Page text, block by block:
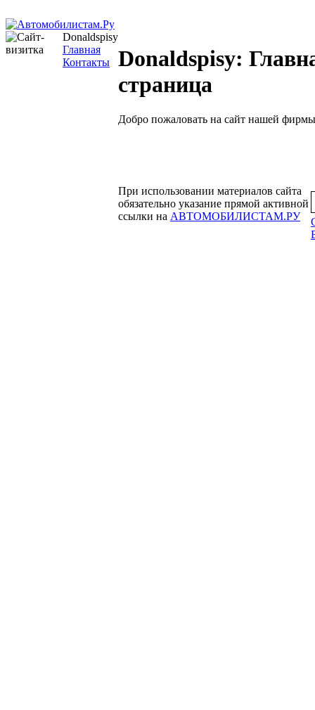
Donaldspisy
Главная
Контакты
Donaldspisy:
страница
Добро пожаловать на сайт нашей
При использовании материалов сайта
обязательно указание прямой активной
ссылки на АВТОМОБИЛИСТАМ.РУ